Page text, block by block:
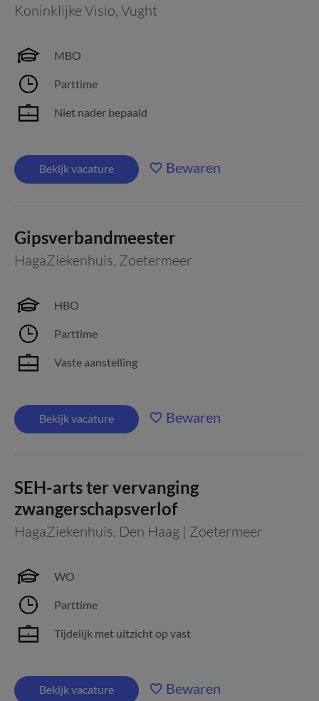
Koninklijke Visio, Vught
MBO
Parttime
Niet nader bepaald
Bekijk vacature Bewaren
Gipsverbandmeester
HagaZiekenhuis, Zoetermeer
HBO
Parttime
Vaste aanstelling
Bekijk vacature Bewaren
SEH-arts ter vervanging
zwangerschapsverlof
HagaZiekenhuis, Den Haag | Zoetermeer
WO
Parttime
Tijdelijk met uitzicht op vast
Bekijk vacature Bewaren